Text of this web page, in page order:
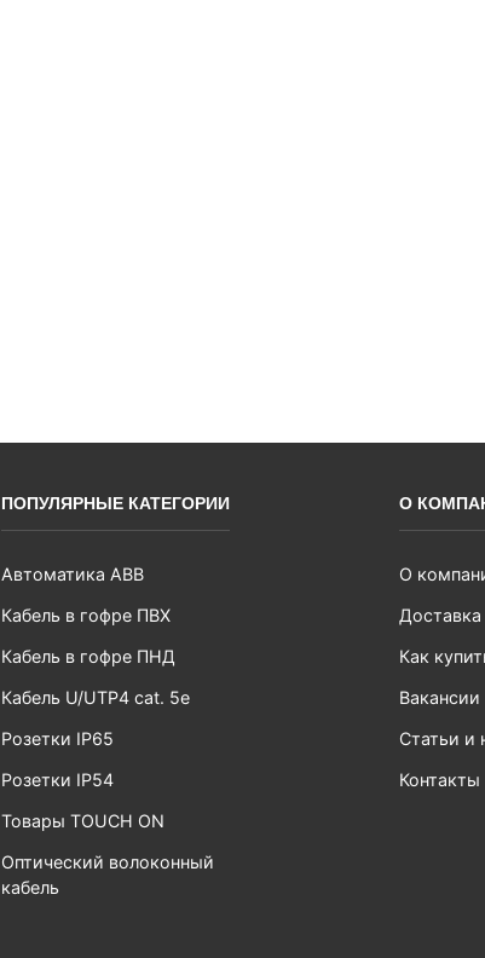
ПОПУЛЯРНЫЕ КАТЕГОРИИ
Автоматика ABB
Кабель в гофре ПВХ
Кабель в гофре ПНД
Кабель U/UTP4 cat. 5e
Розетки IP65
Розетки IP54
Товары TOUCH ON
Оптический волоконный
кабель
О
О
Доставка
Как
Вакансии
Статьи и
Контакты